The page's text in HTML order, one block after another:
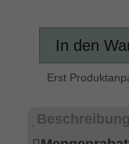
In den
Erst
Beschreibung